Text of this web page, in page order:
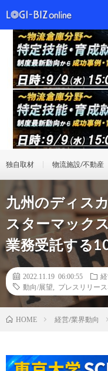
独自取材 物流施設/不動産
九州のディス
スターマック
業務受託する
2022.11.19 06:00:55
動向/展望
プレスリリー
HOME 経営/業界動向